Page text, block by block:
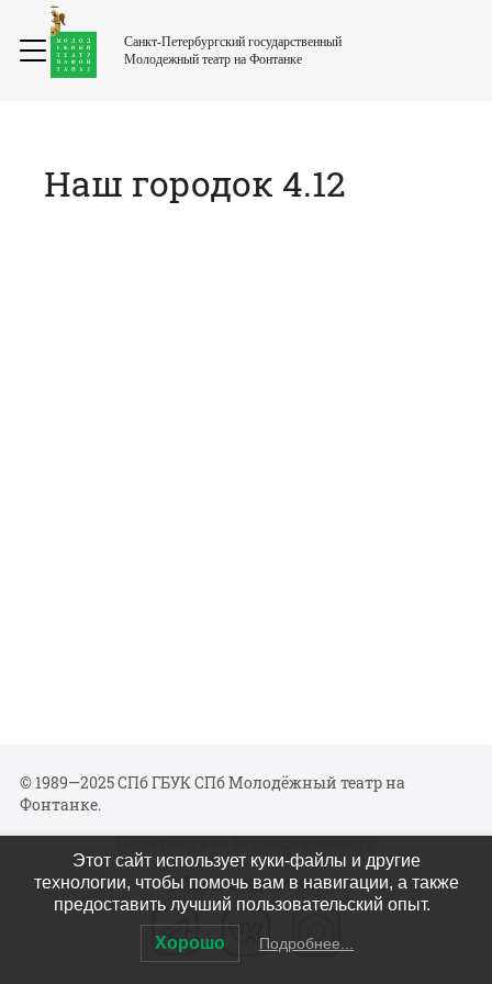
Санкт-Петербургский государственный
Молодежный театр на Фонтанке
Наш городок 4.12
© 1989—2025 СПб ГБУК СПб Молодёжный театр на
Фонтанке.
Политика конфиденциальности
Мы в соцсетях
Этот сайт использует куки-файлы и другие
технологии, чтобы помочь вам в навигации, а также
предоставить лучший пользовательский опыт.
Хорошо Подробнее...